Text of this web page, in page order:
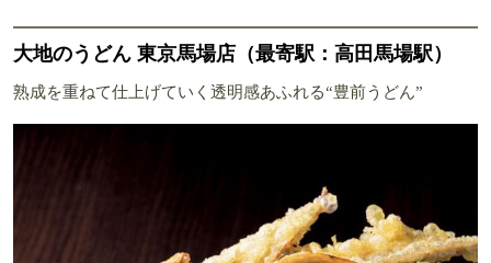
大地のうどん 東京馬場店（最寄駅：高田馬場駅）
熟成を重ねて仕上げていく透明感あふれる“豊前うどん”